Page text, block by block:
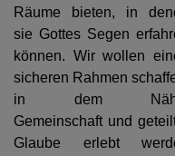
Räume bieten, in
sie Gottes Segen
können. Wir wollen
sicheren Rahmen
in dem
Gemeinschaft und
Glaube erlebt